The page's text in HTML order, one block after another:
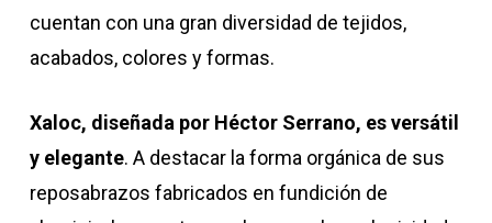
cuentan con una gran diversidad de tejidos,
acabados, colores y formas.
Xaloc, diseñada por Héctor Serrano, es versátil
y elegante. A destacar la forma orgánica de sus
reposabrazos fabricados en fundición de